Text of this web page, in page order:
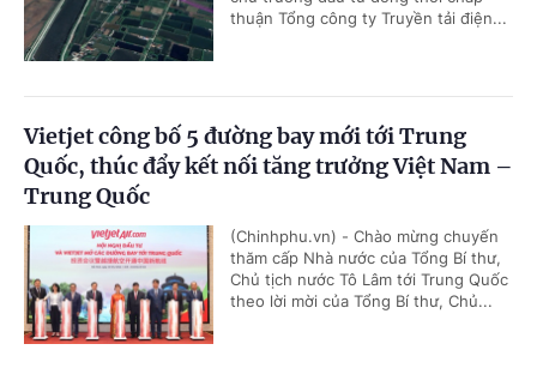
thuận Tổng công ty Truyền tải điện...
Vietjet công bố 5 đường bay mới tới Trung
Quốc, thúc đẩy kết nối tăng trưởng Việt Nam –
Trung Quốc
(Chinhphu.vn) - Chào mừng chuyến
thăm cấp Nhà nước của Tổng Bí thư,
Chủ tịch nước Tô Lâm tới Trung Quốc
theo lời mời của Tổng Bí thư, Chủ...